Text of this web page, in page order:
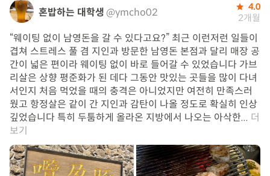
혼밥하는 대학생 @ymcho02 4.0
2개월
“웨이팅 없이 남영돈을 갈 수 있다고요?” 최근 이런저런 일들이
겹쳐 스트레스 풀 겸 지인과 방문한 남영돈 본점과 달리 매장 공
간이 넓은 편이라 웨이팅 없이 바로 들어갈 수 있었습니다 가브
리살은 상향 평준화가 된 데다 그동안 맛있는 곳들을 많이 다녀
서인지 처음 먹었을 때의 충격은 아니었지만 여전히 만족스러
웠고 항정살은 같이 간 지인과 감탄이 나올 정도로 확실히 인상
깊었습니다 특히 두툼하게 올라온 지방에서 나오는 아삭한... 더
보기